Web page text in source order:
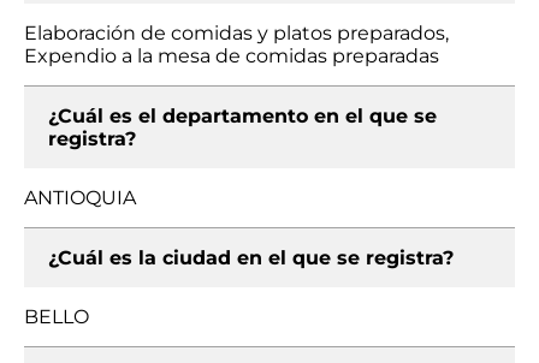
Elaboración de comidas y platos preparados,
Expendio a la mesa de comidas preparadas
¿Cuál es el departamento en el que se
registra?
ANTIOQUIA
¿Cuál es la ciudad en el que se registra?
BELLO